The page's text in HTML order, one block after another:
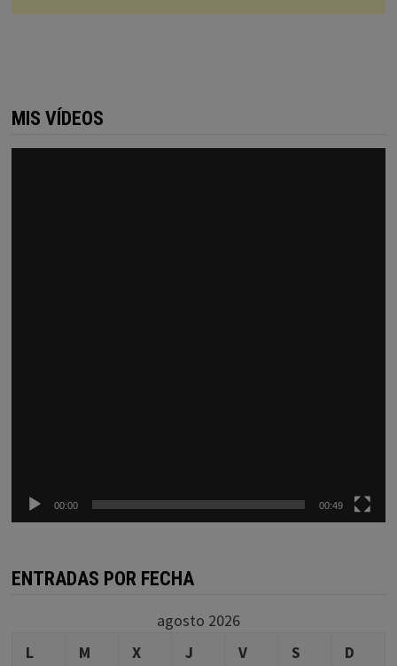
MIS VÍDEOS
00:00 00:49
ENTRADAS POR FECHA
agosto 2026
L
M X J V S
D